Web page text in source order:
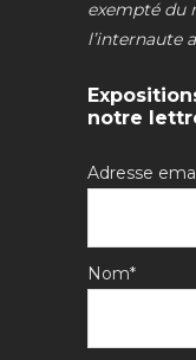
exempté du
l’internaute
notre
Adresse
Nom*